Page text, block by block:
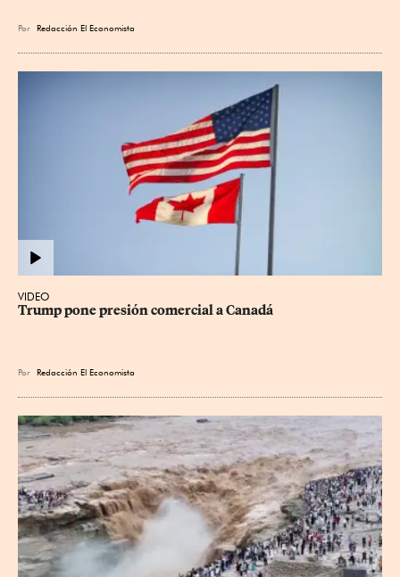
Por Redacción El Economista
VIDEO
Trump pone presión comercial a Canadá
Por Redacción El Economista